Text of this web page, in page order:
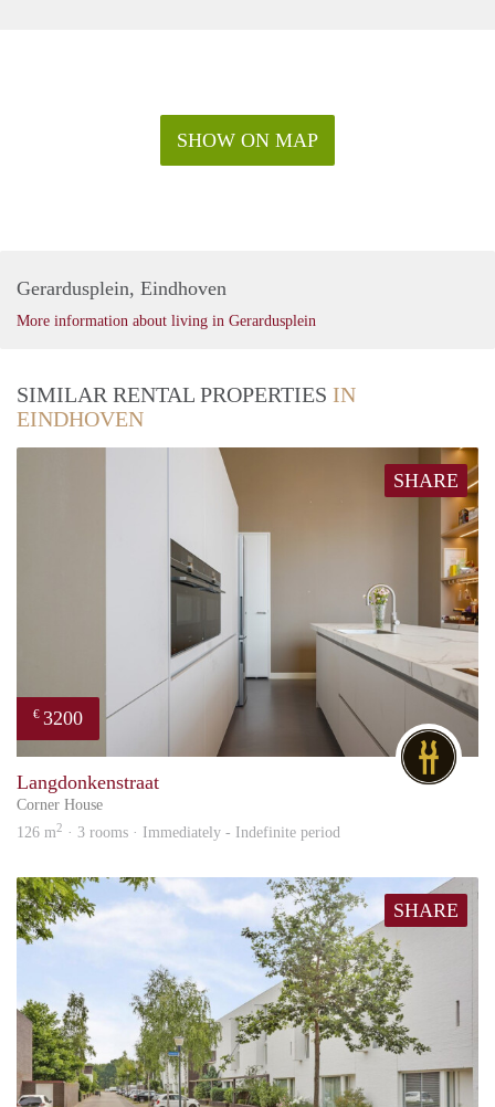
SHOW ON MAP
Gerardusplein, Eindhoven
More information about living in Gerardusplein
SIMILAR RENTAL PROPERTIES IN
EINDHOVEN
SHARE
€ 3200
Langdonkenstraat
Corner House
126 m2 · 3 rooms · Immediately - Indefinite period
SHARE